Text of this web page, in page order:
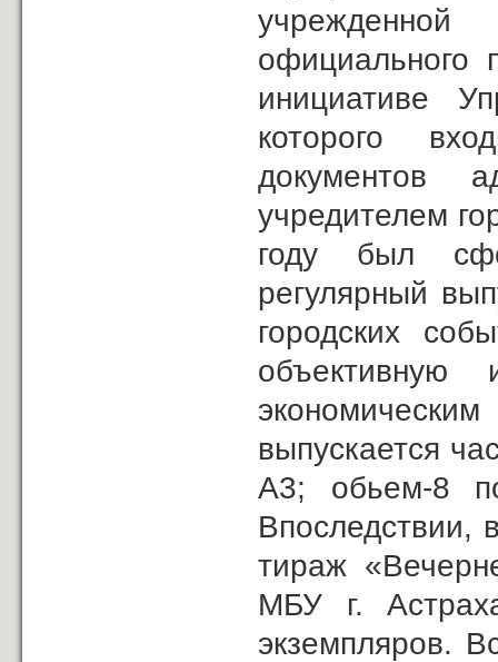
официального
инициативе
которого
документов
учредителем
году был
регулярный
городских
выпускается
А3; обьем-8
Впоследствии,
тираж
МБУ г.
экземпляров.